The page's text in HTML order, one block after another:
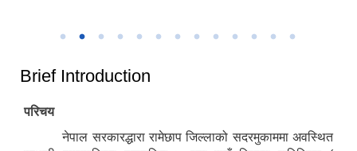
Brief Introduction
परिचय
नेपाल सरकारद्धारा रामेछाप जिल्लाको सदरमुकाममा अवस्थित